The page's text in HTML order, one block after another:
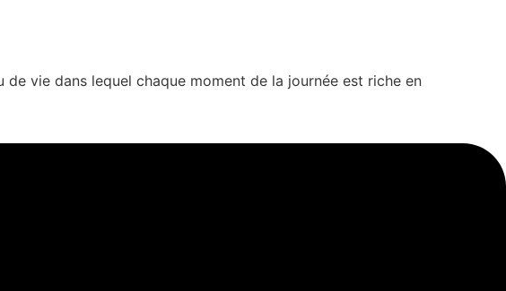
de vie dans lequel chaque moment de la journée est riche en